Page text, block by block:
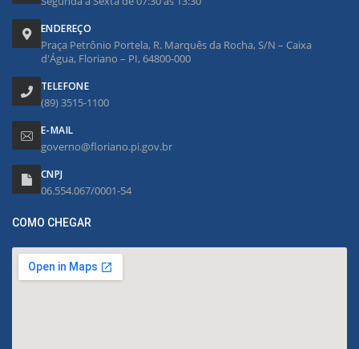
ENDEREÇO
Praça Petrônio Portela, R. Marquês da Rocha, S/N – Caixa
d'Água, Floriano – PI, 64800-000
TELEFONE
(89) 3515-1100
E-MAIL
governo@floriano.pi.gov.br
CNPJ
06.554.067/0001-54
COMO CHEGAR